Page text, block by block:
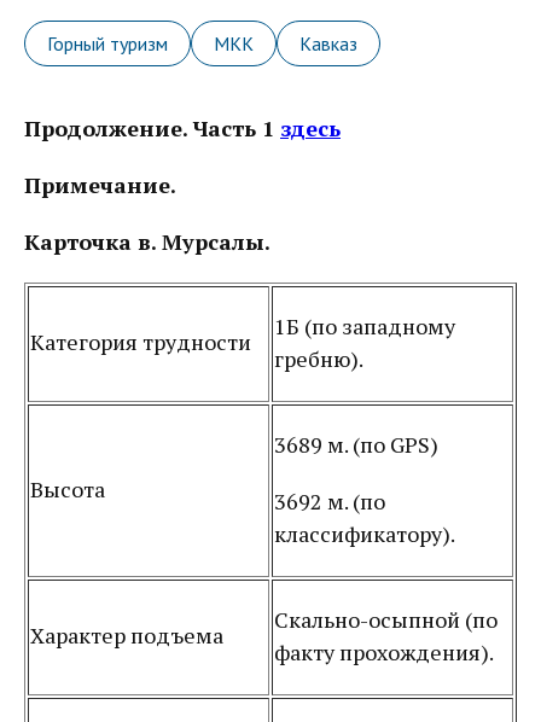
Горный туризм МКК Кавказ
Продолжение. Часть 1 здесь
Примечание.
Карточка в. Мурсалы.
Категория трудности
1Б (по западному
гребню).
Высота
3689 м. (по GPS)
3692 м. (по
классификатору).
Характер подъема
Скально-осыпной (по
факту прохождения).